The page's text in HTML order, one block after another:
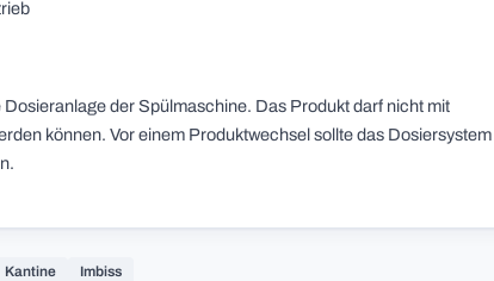
der Spülmaschine. Das Produkt darf nicht mit
können. Vor einem Produktwechsel sollte das Dosiersystem
Kantine Imbiss